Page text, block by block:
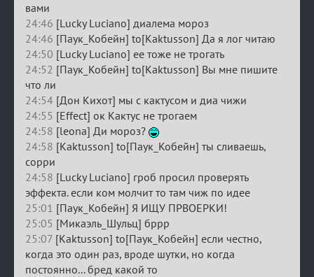
вами
24:46 [Lucky Luciano] диалема мороз
24:46 [Паук_Кобейн] to[Kaktusson] Да я лог читаю
24:50 [Lucky Luciano] ее тоже не трогать
24:52 [Паук_Кобейн] to[Kaktusson] Вы мне пишите
что ли
24:54 [Дон Кихот] мы с кактусом и диа чижи
24:55 [Effect] ок Кактус не трогаем
24:58 [leona] Ди мороз?
24:58 [Kaktusson] to[Паук_Кобейн] ты сливаешь,
сорри
24:58 [Lucky Luciano] гроб просил проверять
эффекта. если ком молчит то там чиж по идее
25:01 [Паук_Кобейн] Я ИЩУ ПРВОЕРКИ!
25:05 [Микаэль_Шульц] бррр
25:07 [Kaktusson] to[Паук_Кобейн] если честно,
когда это один раз, вроде шутки, но когда
постоянно... бред какой то